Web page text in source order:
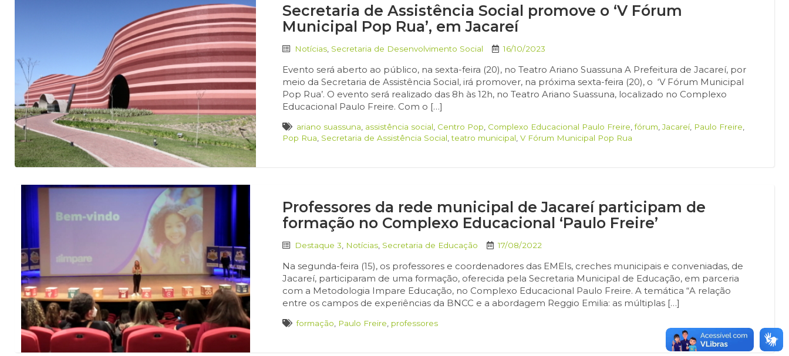
Secretaria de Assistência Social promove o ‘V Fórum
Municipal Pop Rua’, em Jacareí
Notícias Secretaria de Desenvolvimento Social 16/10/2023
Evento será aberto ao público, na sexta-feira (20), no Teatro Ariano Suassuna A Prefeitura de Jacareí, por
meio da Secretaria de Assistência Social, irá promover, na próxima sexta-feira (20), o ‘V Fórum Municipal
Pop Rua’. O evento será realizado das 8h às 12h, no Teatro Ariano Suassuna, localizado no Complexo
Educacional Paulo Freire. Com o […]
ariano suassuna assistência social Centro Pop Complexo Educacional Paulo Freire ,fórum ,Jacareí, Paulo Freire
Pop Rua Secretaria de Assistência Social ,teatro municipal ,V Fórum Municipal Pop Rua
Professores da rede municipal de Jacareí participam de
formação no Complexo Educacional ‘Paulo Freire’
Destaque 3 Notícias Secretaria de Educação 17/08/2022
Na segunda-feira (15), os professores e coordenadores das EMEIs, creches municipais e conveniadas, de
Jacareí, participaram de uma formação, oferecida pela Secretaria Municipal de Educação, em parceria
com a Metodologia Impare Educação, no Complexo Educacional Paulo Freire. A temática “A relação
entre os campos de experiências da BNCC e a abordagem Reggio Emilia: as múltiplas […]
formação Paulo Freire professores